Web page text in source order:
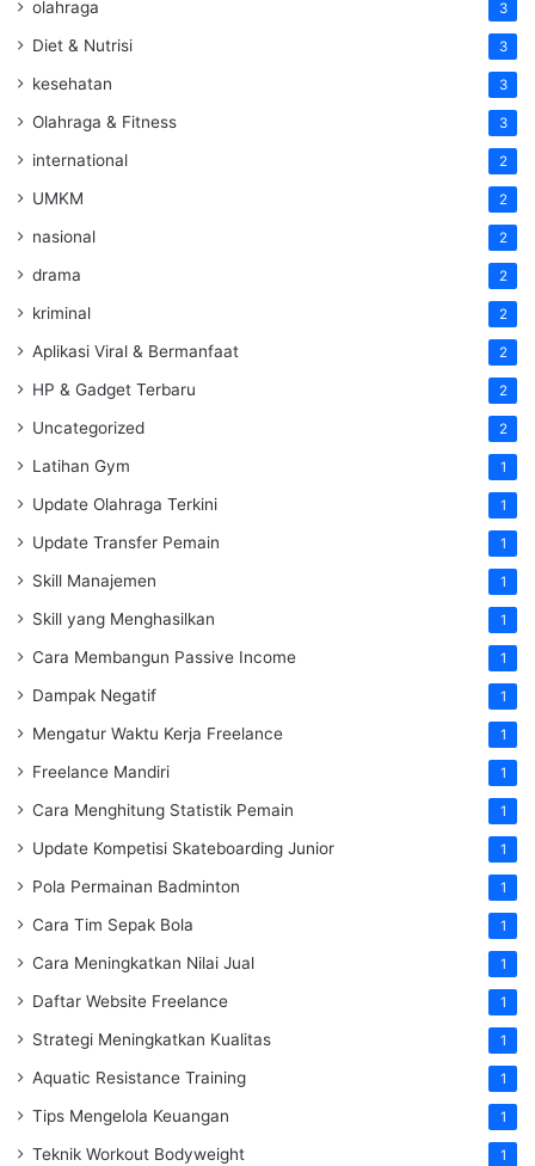
olahraga 3
Diet & Nutrisi 3
kesehatan 3
Olahraga & Fitness 3
international 2
UMKM 2
nasional 2
drama 2
kriminal 2
Aplikasi Viral & Bermanfaat 2
HP & Gadget Terbaru 2
Uncategorized 2
Latihan Gym 1
Update Olahraga Terkini 1
Update Transfer Pemain 1
Skill Manajemen 1
Skill yang Menghasilkan 1
Cara Membangun Passive Income 1
Dampak Negatif 1
Mengatur Waktu Kerja Freelance 1
Freelance Mandiri 1
Cara Menghitung Statistik Pemain 1
Update Kompetisi Skateboarding Junior 1
Pola Permainan Badminton 1
Cara Tim Sepak Bola 1
Cara Meningkatkan Nilai Jual 1
Daftar Website Freelance 1
Strategi Meningkatkan Kualitas 1
Aquatic Resistance Training 1
Tips Mengelola Keuangan 1
Teknik Workout Bodyweight 1